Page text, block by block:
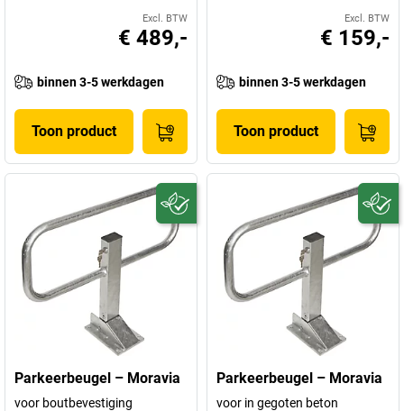
Excl. BTW
€ 489,-
binnen 3-5 werkdagen
Toon product
Excl. BTW
€ 159,-
binnen 3-5 werkdagen
Toon product
Parkeerbeugel – Moravia
voor boutbevestiging
Parkeerbeugel – Moravia
voor in gegoten beton